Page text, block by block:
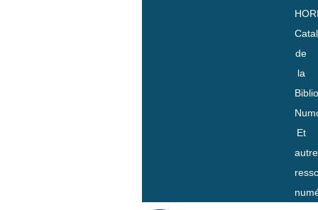
de
la
Et